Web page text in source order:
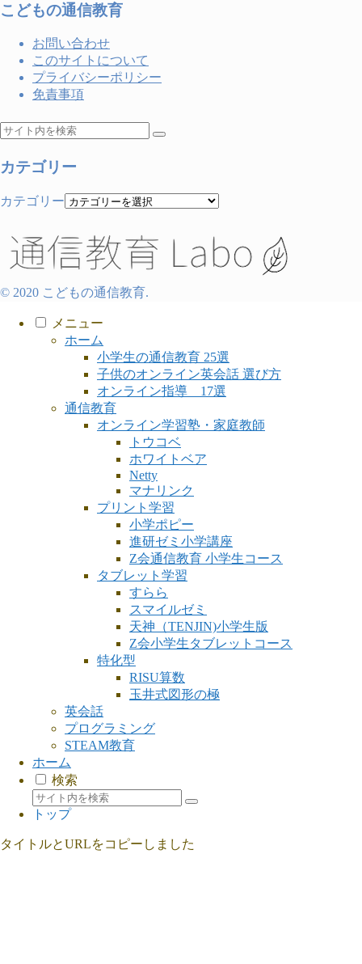
こどもの通信教育
お問い合わせ
このサイトについて
プライバシーポリシー
免責事項
カテゴリー
カテゴリー
© 2020 こどもの通信教育.
メニュー
ホーム
小学生の通信教育 25選
子供のオンライン英会話 選び方
オンライン指導 17選
通信教育
オンライン学習塾・家庭教師
トウコベ
ホワイトベア
Netty
マナリンク
プリント学習
小学ポピー
進研ゼミ小学講座
Z会通信教育 小学生コース
タブレット学習
すらら
スマイルゼミ
天神（TENJIN)小学生版
Z会小学生タブレットコース
特化型
RISU算数
玉井式図形の極
英会話
プログラミング
STEAM教育
ホーム
検索
トップ
タイトルとURLをコピーしました